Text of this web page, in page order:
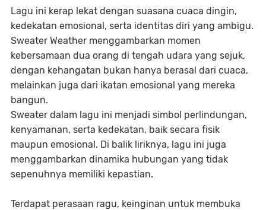
Lagu ini kerap lekat dengan suasana cuaca dingin,
kedekatan emosional, serta identitas diri yang ambigu.
Sweater Weather menggambarkan momen
kebersamaan dua orang di tengah udara yang sejuk,
dengan kehangatan bukan hanya berasal dari cuaca,
melainkan juga dari ikatan emosional yang mereka
bangun.
Sweater dalam lagu ini menjadi simbol perlindungan,
kenyamanan, serta kedekatan, baik secara fisik
maupun emosional. Di balik liriknya, lagu ini juga
menggambarkan dinamika hubungan yang tidak
sepenuhnya memiliki kepastian.
Terdapat perasaan ragu, keinginan untuk membuka